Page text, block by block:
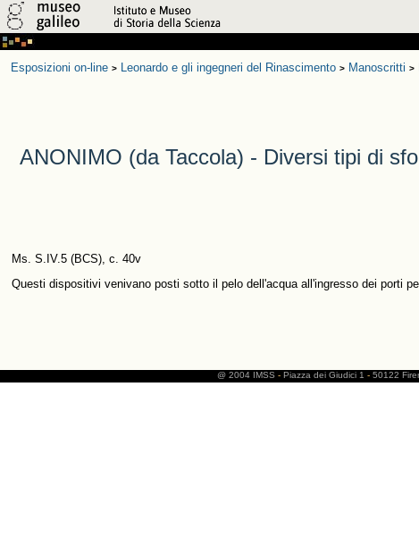
Esposizioni on-line > Leonardo e gli ingegneri del Rinascimento > Manoscritti >
ANONIMO (da Taccola) - Diversi tipi di
Ms. S.IV.5 (BCS), c. 40v
Questi dispositivi venivano posti sotto il pelo dell'acqua all'ingresso dei porti
@ 2004 IMSS - Piazza dei Giudici 1 - 50122